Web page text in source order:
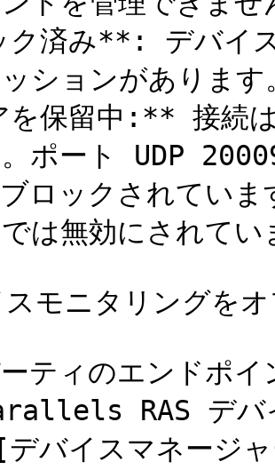
済み**: デバイス
ションがあります
保留中:** 接続は
ポート UDP
ロックされてい
では無効にされてい
モニタリングを
ティのエンドポ
RAS デバ
バイスマネー